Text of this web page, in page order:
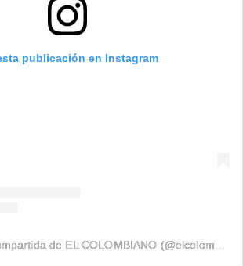
publicación en Instagram